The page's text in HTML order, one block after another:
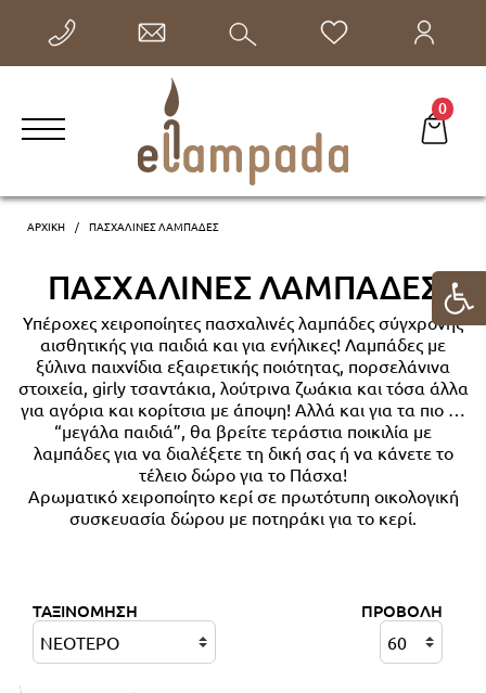
0
ΕΠΙΣΤΡΟΦΗ
Λαμπάδες Harry Potter
Λαμπάδες Friends
Λαμπάδες Wednesday
Λαμπάδες Frida Kahlo
Λαμπάδες με ζώα
Λαμπάδες με σκυλάκια
Λαμπάδες με γάτες
Λαμπάδες με μονόκερους
Λαμπάδες goth
ΑΡΧΙΚΗ ΠΑΣΧΑΛΙΝΕΣ ΛΑΜΠΑΔΕΣ
ΠΑΣΧΑΛΙΝΕΣ ΛΑΜΠΑΔΕΣ
Υπέροχες χειροποίητες πασχαλινές λαμπάδες σύγχρονης
αισθητικής για παιδιά και για ενήλικες! Λαμπάδες με
ξύλινα παιχνίδια εξαιρετικής ποιότητας, πορσελάνινα
στοιχεία, girly τσαντάκια, λούτρινα ζωάκια και τόσα άλλα
για αγόρια και κορίτσια με άποψη! Αλλά και για τα πιο …
“μεγάλα παιδιά”, θα βρείτε τεράστια ποικιλία με
λαμπάδες για να διαλέξετε τη δική σας ή να κάνετε το
τέλειο δώρο για το Πάσχα!
Αρωματικό χειροποίητο κερί σε πρωτότυπη οικολογική
συσκευασία δώρου με ποτηράκι για το κερί.
ΤΑΞΙΝΟΜΗΣΗ ΠΡΟΒΟΛΗ